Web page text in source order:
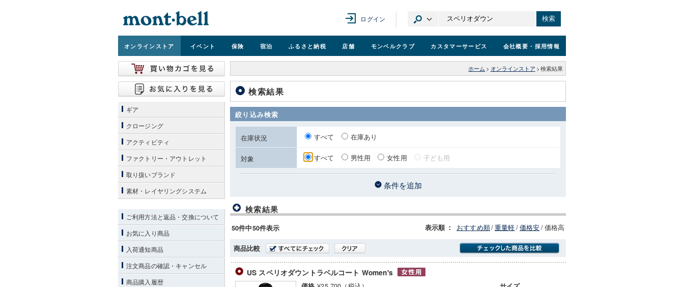
ログイン 検索
オンラインストア イベント 保険 宿泊 ふるさと納税 店舗 モンベルクラブ カスタマーサービス 会社概要 ・採用情報
ホーム > オンラインストア > 検索結果
検索結果
絞り込み検索
在庫状況 すべて 在庫あり
対象 すべて 男性用 女性用 子ども用
条件を追加
検索結果
50件中50件表示 表示順 ： おすすめ順/重量軽/価格安/価格高
商品比較
US スペリオダウントラベルコート Women's
ギア
クロージング
アクティビティ
ファクトリー・アウトレット
取り扱いブランド
素材・レイヤリングシステム
ご利用方法と返品・交換について
お気に入り商品
入荷通知商品
注文商品の確認・キャンセル
商品購入履歴